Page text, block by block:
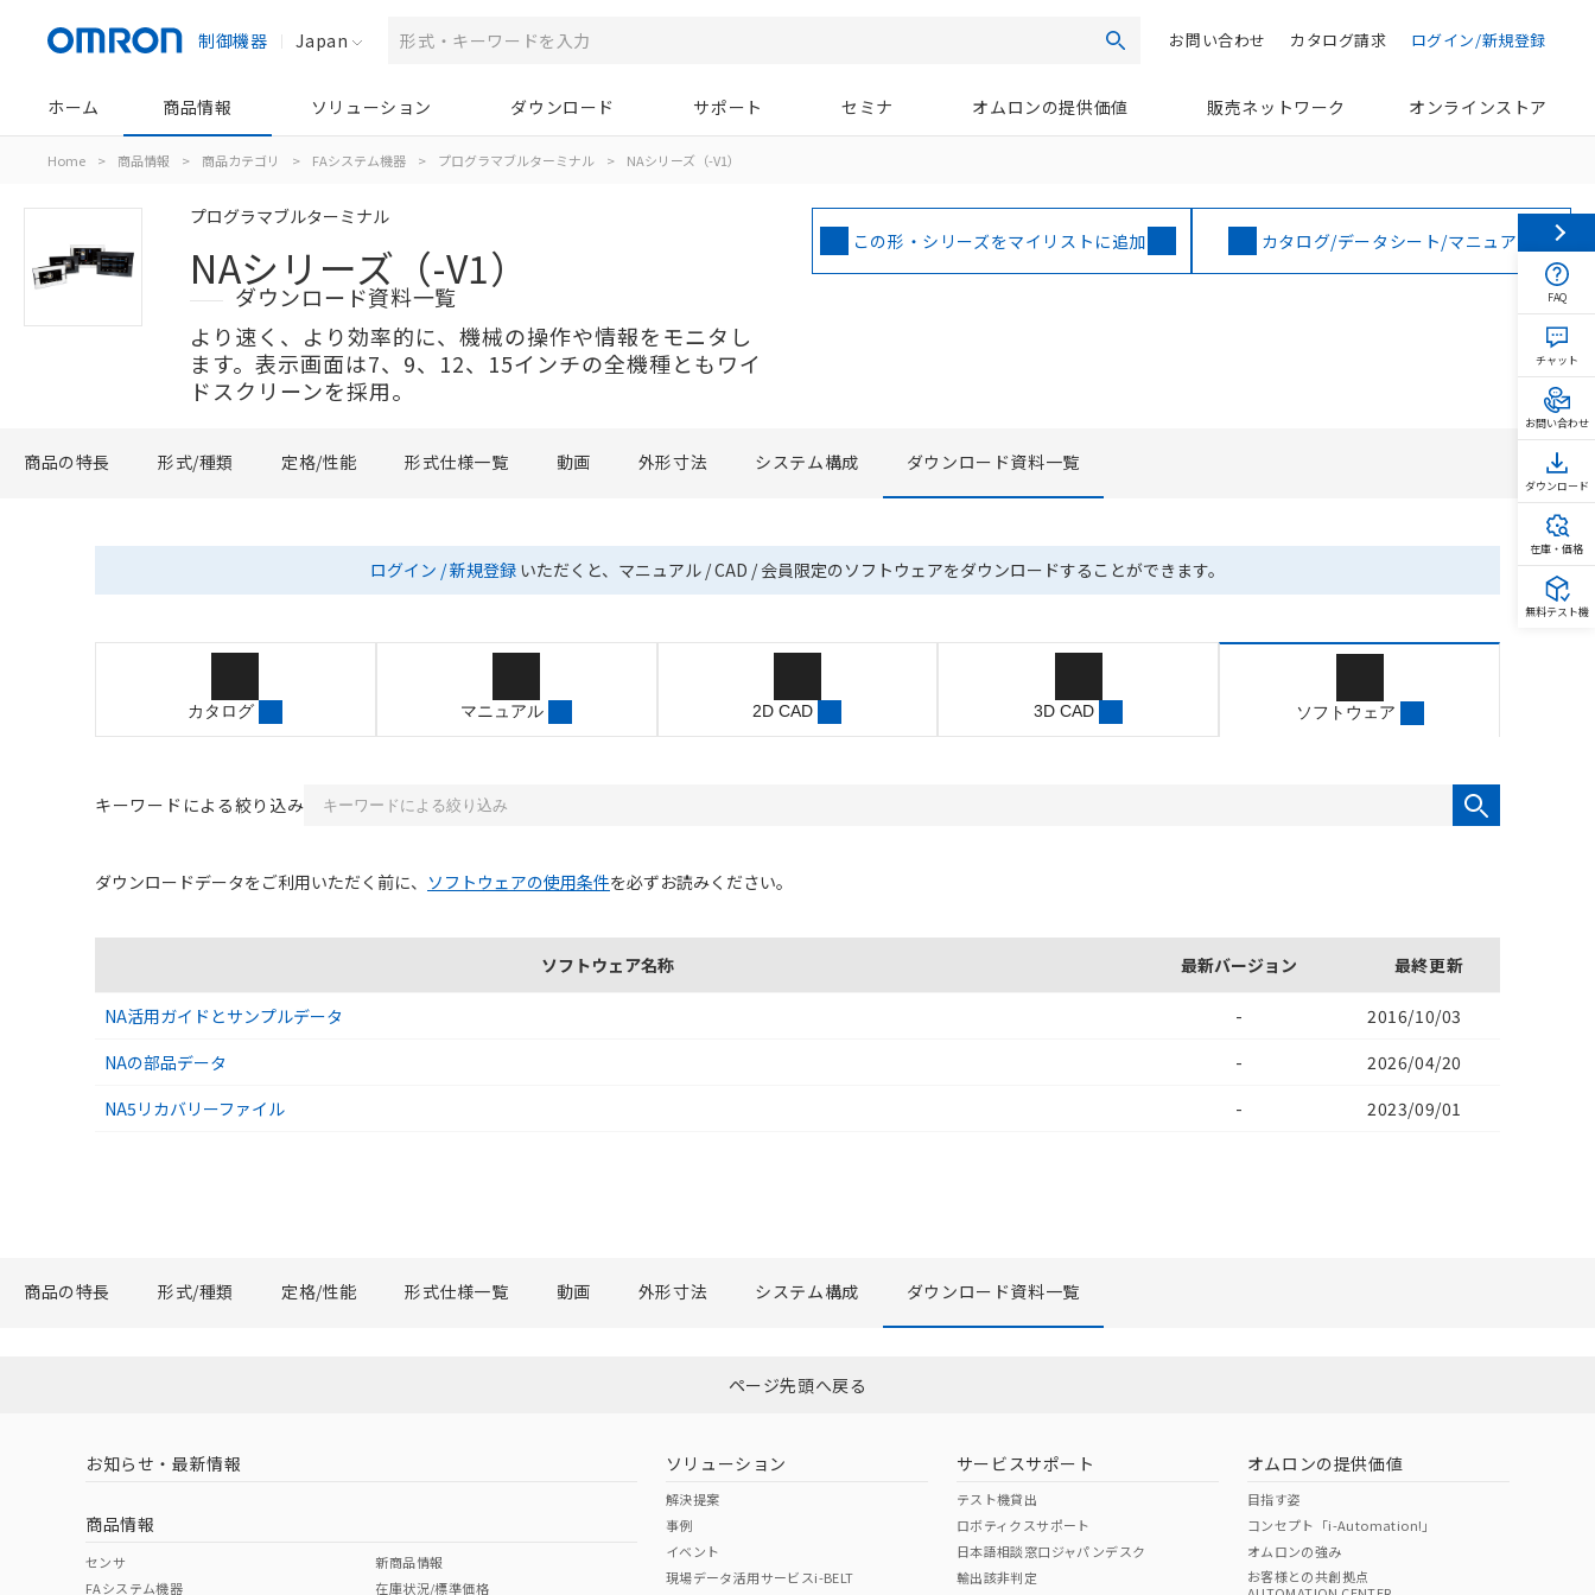
制御機器 Japan 検索 ログイン/新規登録
カタログ請求
お問い合わせ
ホーム 商品情報 ソリューション ダウンロード サポート セミナ オムロンの提供価値 販売ネットワーク オンラインストア
Home > 商品情報 > 商品カテゴリ > FAシステム機器 > プログラマブルターミナル > NAシリーズ（-V1）
プログラマブルターミナル
NAシリーズ（-V1）
ダウンロード資料一覧
より速く、より効率的に、機械の操作や情報をモニタし
ます。表示画面は7、9、12、15インチの全機種ともワイ
ドスクリーンを採用。
この形・シリーズをマイリストに追加 カタログ/データシート/マニュアル
商品の特長 形式/種類 定格/性能 形式仕様一覧 動画 外形寸法 システム構成 ダウンロード資料一覧
ログイン / 新規登録 いただくと、マニュアル / CAD / 会員限定のソフトウェアをダウンロードすることができます。
カタログ マニュアル 2D CAD 3D CAD ソフトウェア
キーワードによる絞り込み
ダウンロードデータをご利用いただく前に、 ソフトウェアの使用条件を必ずお読みください。
ソフトウェアのダウンロード資料一覧
ソフトウェア名称 最新バージョン 最終更新
NA活用ガイドとサンプルデータ -
2016/10/03
NAの部品データ
-
2026/04/20
NA5リカバリーファイル
- 2023/09/01
0 選択したファイルを一括ダウンロード
商品の特長 形式/種類 定格/性能 形式仕様一覧 動画 外形寸法 システム構成 ダウンロード資料一覧
ページ先頭へ戻る
お知らせ・最新情報
商品情報
センサ
FAシステム機器
新商品情報
在庫状況/標準価格
ソリューション
解決提案
事例
イベント
現場データ活用サービスi-BELT
サービスサポート
テスト機貸出
ロボティクスサポート
日本語相談窓口ジャパンデスク
輸出該非判定
オムロンの提供価値
目指す姿
コンセプト「i-Automation!」
オムロンの強み
お客様との共創拠点
FAQ
チャット
お問い合わせ
ダウンロード
在庫・価格
無料テスト機